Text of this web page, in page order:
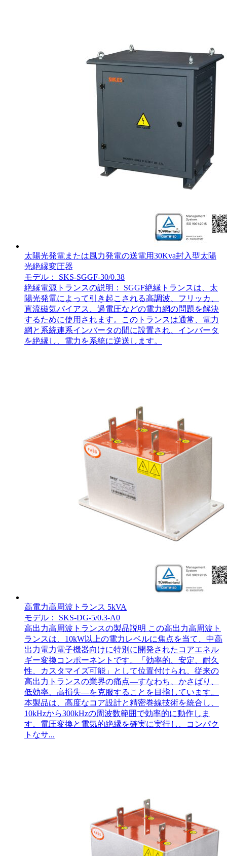
太陽光発電または風力発電の送電用30Kva封入型太陽
光絶縁変圧器
モデル： SKS-SGGF-30/0.38
絶縁電源トランスの説明： SGGF絶縁トランスは、太
陽光発電によって引き起こされる高調波、フリッカ、
直流磁気バイアス、過電圧などの電力網の問題を解決
するために使用されます。このトランスは通常、電力
網と系統連系インバータの間に設置され、インバータ
を絶縁し、電力を系統に逆送します。
高電力高周波トランス 5kVA
モデル： SKS-DG-5/0.3-A0
高出力高周波トランスの製品説明 この高出力高周波ト
ランスは、10kW以上の電力レベルに焦点を当て、中高
出力電力電子機器向けに特別に開発されたコアエネル
ギー変換コンポーネントです。「効率的、安定、耐久
性、カスタマイズ可能」として位置付けられ、従来の
高出力トランスの業界の痛点—すなわち、かさばり、
低効率、高損失—を克服することを目指しています。
本製品は、高度なコア設計と精密巻線技術を統合し、
10kHzから300kHzの周波数範囲で効率的に動作しま
す。電圧変換と電気的絶縁を確実に実行し、コンパク
トなサ...